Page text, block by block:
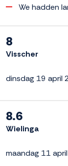
We hadden
8
Visscher
dinsdag 19 april
8.6
Wielinga
maandag 11